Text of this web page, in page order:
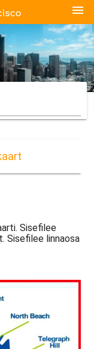
menu
Sisefilee
Sisefilee linnaosa